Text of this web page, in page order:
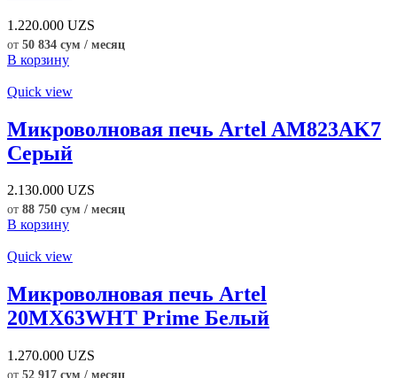
1.220.000 UZS
от 50 834 сум / месяц
В корзину
Quick view
Микроволновая печь Artel AM823AK7
Серый
2.130.000 UZS
от 88 750 сум / месяц
В корзину
Quick view
Микроволновая печь Artel
20MX63WHT Prime Белый
1.270.000 UZS
от 52 917 сум / месяц